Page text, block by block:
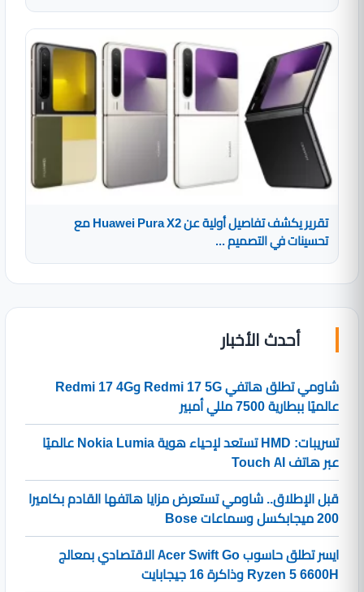
تقرير يكشف تفاصيل أولية عن Huawei Pura X2 مع
تحسينات في التصميم ...
أحدث الأخبار
شاومي تطلق هاتفي Redmi 17 5G وRedmi 17 4G
عالميًا ببطارية 7500 مللي أمبير
تسريبات: HMD تستعد لإحياء هوية Nokia Lumia عالميًا
عبر هاتف Touch AI
قبل الإطلاق.. شاومي تستعرض مزايا هاتفها القادم بكاميرا
200 ميجابكسل وسماعات Bose
ايسر تطلق حاسوب Acer Swift Go الاقتصادي بمعالج
Ryzen 5 6600H وذاكرة 16 جيجابايت